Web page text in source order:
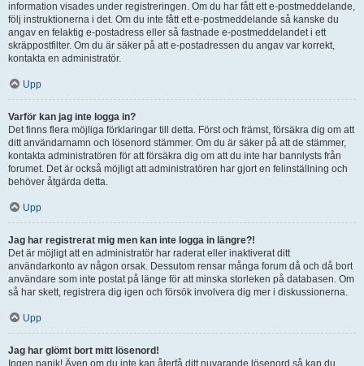
information visades under registreringen. Om du har fått ett e-postmeddelande,
följ instruktionerna i det. Om du inte fått ett e-postmeddelande så kanske du
angav en felaktig e-postadress eller så fastnade e-postmeddelandet i ett
skräppostfilter. Om du är säker på att e-postadressen du angav var korrekt,
kontakta en administratör.
Upp
Varför kan jag inte logga in?
Det finns flera möjliga förklaringar till detta. Först och främst, försäkra dig om att
ditt användarnamn och lösenord stämmer. Om du är säker på att de stämmer,
kontakta administratören för att försäkra dig om att du inte har bannlysts från
forumet. Det är också möjligt att administratören har gjort en felinställning och
behöver åtgärda detta.
Upp
Jag har registrerat mig men kan inte logga in längre?!
Det är möjligt att en administratör har raderat eller inaktiverat ditt
användarkonto av någon orsak. Dessutom rensar många forum då och då bort
användare som inte postat på länge för att minska storleken på databasen. Om
så har skett, registrera dig igen och försök involvera dig mer i diskussionerna.
Upp
Jag har glömt bort mitt lösenord!
Ingen panik! Även om du inte kan återfå ditt nuvarande lösenord så kan du